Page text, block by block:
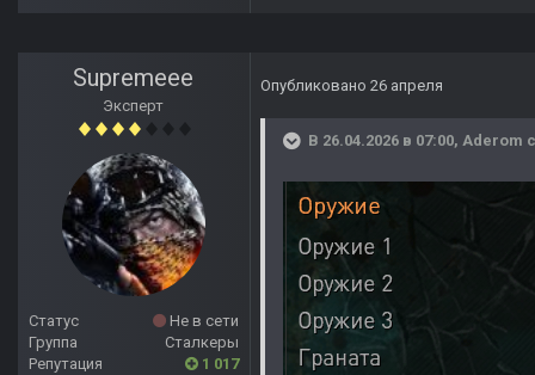
Supremeee
Эксперт
Статус
Не в сети
Группа
Сталкеры
Репутация
1 017
Опубликовано 26 апреля
В 26.04.2026 в 07:00, Aderom